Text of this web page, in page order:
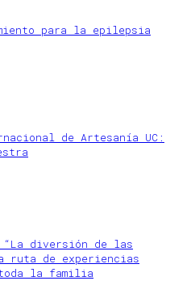
para la epilepsia
de Artesanía UC:
“La diversión de las
ruta de experiencias
la familia